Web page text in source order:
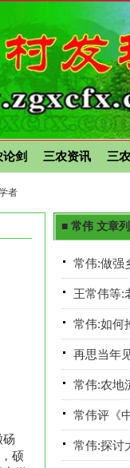
剑 三农资讯 三
者
砀
硕
■ 常伟 文章
常伟:做强
王常伟等:
常伟:如何
再思当年
常伟:农地
常伟评《
常伟:探讨